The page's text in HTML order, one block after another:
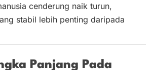
cenderung naik turun,
stabil lebih penting daripada
Panjang Pada